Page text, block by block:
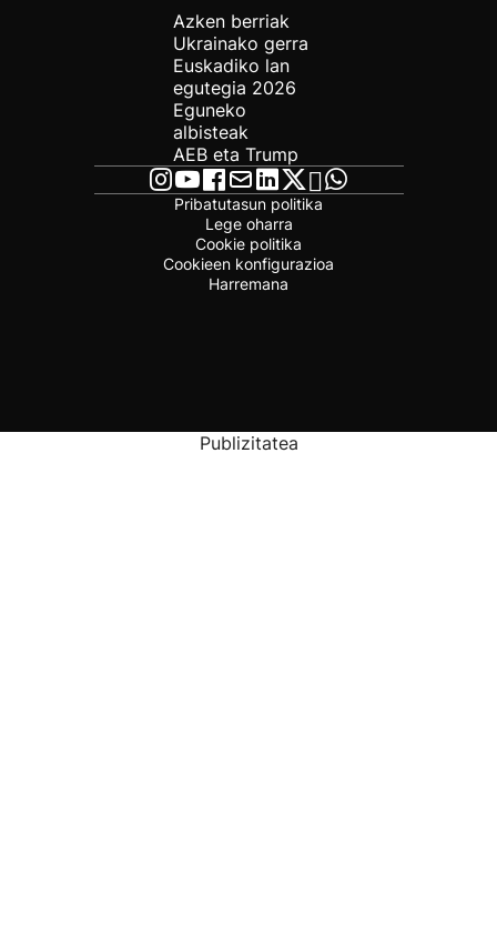
Azken berriak
Ukrainako gerra
Euskadiko lan
egutegia 2026
Eguneko
albisteak
AEB eta Trump
Pribatutasun politika
Lege oharra
Cookie politika
Cookieen konfigurazioa
Harremana
Publizitatea